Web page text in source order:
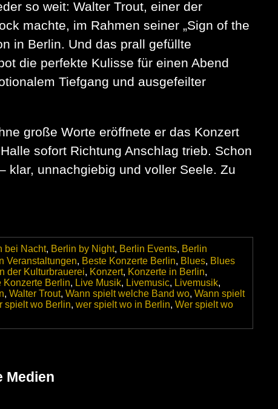
so weit: Walter Trout, einer der
machte, im Rahmen seiner „Sign of the
in Berlin. Und das prall gefüllte
die perfekte Kulisse für einen Abend
Tiefgang und ausgefeilter
große Worte eröffnete er das Konzert
sofort Richtung Anschlag trieb. Schon
klar, unnachgiebig und voller Seele. Zu
bei Nacht, Berlin by Night, Berlin Events, Berlin
Veranstaltungen, Beste Konzerte Berlin, Blues, Blues
der Kulturbrauerei, Konzert, Konzerte in Berlin,
Konzerte Berlin, Live Musik, Livemusic, Livemusik,
, Walter Trout, Wann spielt welche Band wo, Wann spielt
spielt wo Berlin, wer spielt wo in Berlin, Wer spielt wo
Medien